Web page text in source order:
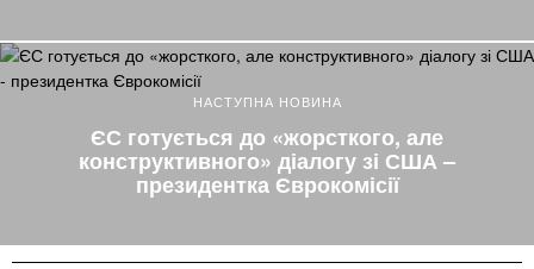
НАСТУПНА НОВИНА
ЄС готується до «жорсткого, але
конструктивного» діалогу зі США –
президентка Єврокомісії